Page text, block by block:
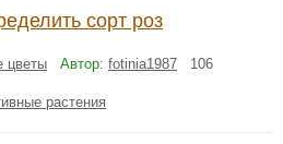
сорт роз
цветы Автор: fotinia1987 106
растения